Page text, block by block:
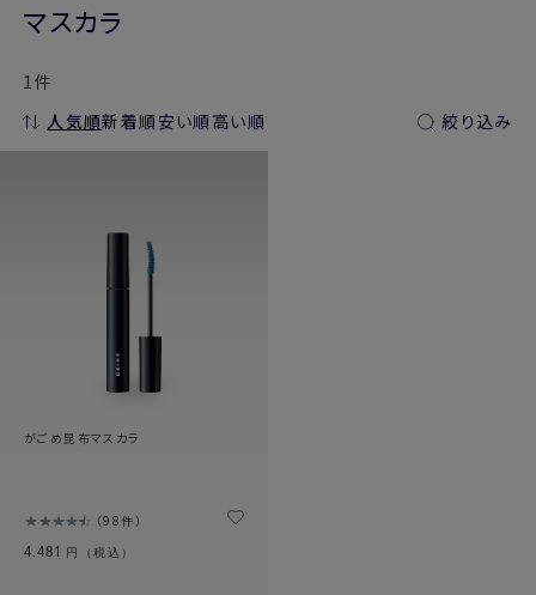
マスカラ
1件
人気順新着順安い順高い順 絞り込み
がごめ昆布マスカラ
98件
4,481 円（税込）